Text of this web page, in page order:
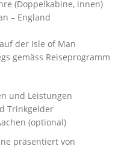
(Doppelkabine, innen)
– England
der Isle of Man
gemäss Reiseprogramm
und Leistungen
Trinkgelder
(optional)
präsentiert von